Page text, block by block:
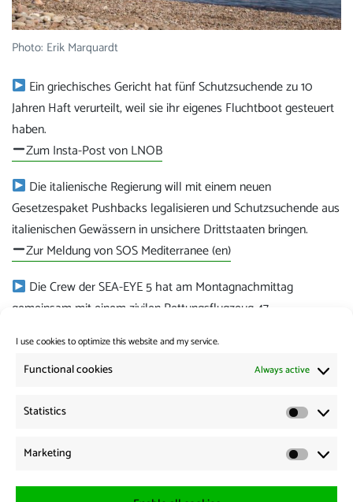
I use cookies to optimize this website and my service.
Functional cookies Always active
Statistics
Marketing
Photo: Erik Marquardt
Ein griechisches Gericht hat fünf Schutzsuchende zu 10
Jahren Haft verurteilt, weil sie ihr eigenes Fluchtboot gesteuert
haben.
Zum Insta-Post von LNOB
Die italienische Regierung will mit einem neuen
Gesetzespaket Pushbacks legalisieren und Schutzsuchende aus
italienischen Gewässern in unsichere Drittstaaten bringen.
Zur Meldung von SOS Mediterranee (en)
Die Crew der SEA-EYE 5 hat am Montagnachmittag
gemeinsam mit einem zivilen Rettungsflugzeug 47
Mehr dazu hier
Post
navigation
Previous
Calendar week 6
Next: